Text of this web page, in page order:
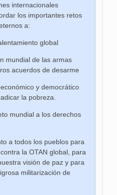
internacionales
los importantes retos
a:
global
mundial de las armas
acuerdos de desarme
y democrático
la pobreza.
mundial a los derechos
a todos los pueblos para
la OTAN global, para
visión de paz y para
militarización de